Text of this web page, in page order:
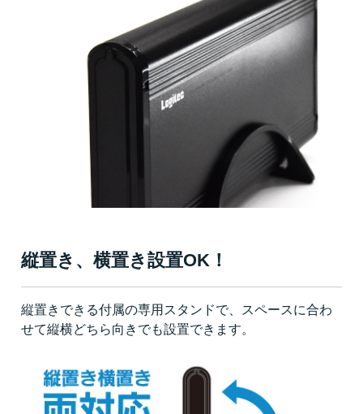
縦置き、横置き設置OK！
縦置きできる付属の専用スタンドで、スペースに合わ
せて縦横どちら向きでも設置できます。